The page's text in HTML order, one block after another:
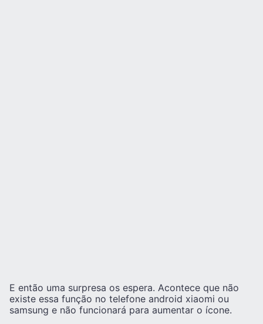
E então uma surpresa os espera. Acontece que não
existe essa função no telefone android xiaomi ou
samsung e não funcionará para aumentar o ícone.